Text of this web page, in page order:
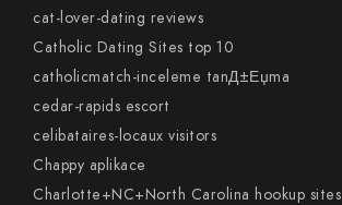
cat-lover-dating reviews
Catholic Dating Sites top 10
catholicmatch-inceleme tanД±Еџma
cedar-rapids escort
celibataires-locaux visitors
Chappy aplikace
Charlotte+NC+North Carolina hookup sites